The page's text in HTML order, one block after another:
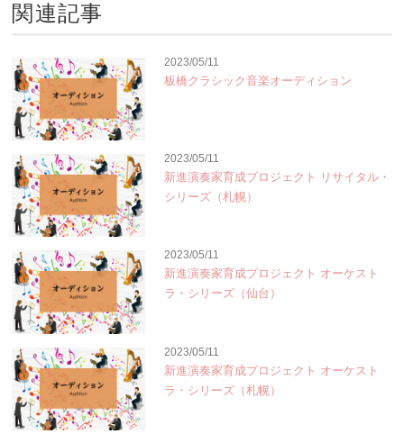
関連記事
2023/05/11
板橋クラシック音楽オーディション
2023/05/11
新進演奏家育成プロジェクト リサイタル・
シリーズ（札幌）
2023/05/11
新進演奏家育成プロジェクト オーケスト
ラ・シリーズ（仙台）
2023/05/11
新進演奏家育成プロジェクト オーケスト
ラ・シリーズ（札幌）